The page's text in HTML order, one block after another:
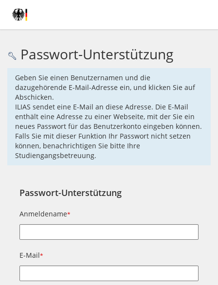
Passwort-Unterstützung
Geben Sie einen Benutzernamen und die
dazugehörende E-Mail-Adresse ein, und klicken Sie auf
Abschicken.
ILIAS sendet eine E-Mail an diese Adresse. Die E-Mail
enthält eine Adresse zu einer Webseite, mit der Sie ein
neues Passwort für das Benutzerkonto eingeben können.
Falls Sie mit dieser Funktion Ihr Passwort nicht setzen
können, benachrichtigen Sie bitte Ihre
Studiengangsbetreuung.
Passwort-Unterstützung
Anmeldename*
E-Mail*